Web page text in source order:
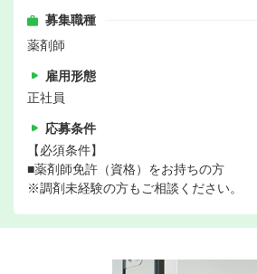
募集職種
薬剤師
雇用形態
正社員
応募条件
【必須条件】
■薬剤師免許（資格）をお持ちの方
※調剤未経験の方もご相談ください。